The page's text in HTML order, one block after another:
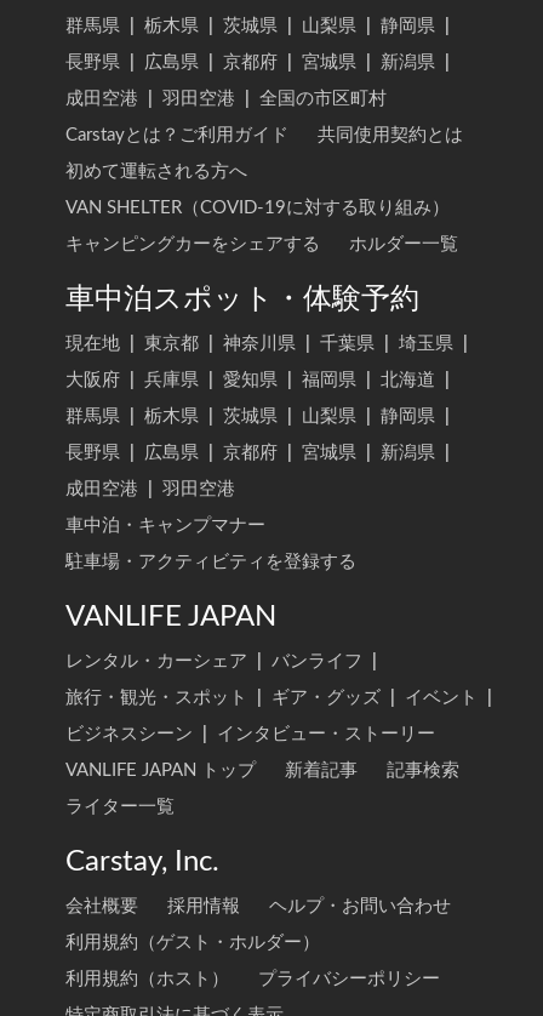
群馬県
栃木県 茨城県 山梨県 静岡県
長野県
広島県 京都府 宮城県 新潟県
成田空港
羽田空港
全国の市区町村
Carstayとは？ご利用ガイド
共同使用契約とは
初めて運転される方へ
VAN SHELTER（COVID-19に対する取り組み）
キャンピングカーをシェアする
ホルダー一覧
車中泊スポット・体験予約
現在地 東京都 神奈川県 千葉県 埼玉県
大阪府
兵庫県 愛知県 福岡県 北海道
群馬県
栃木県 茨城県 山梨県 静岡県
長野県
広島県 京都府 宮城県 新潟県
成田空港
羽田空港
車中泊・キャンプマナー
駐車場・アクティビティを登録する
VANLIFE JAPAN
レンタル・カーシェア バンライフ
旅行・観光・スポット
ギア・グッズ イベント
ビジネスシーン
インタビュー・ストーリー
VANLIFE JAPAN トップ
新着記事
記事検索
ライター一覧
Carstay, Inc.
会社概要 採用情報
ヘルプ・お問い合わせ
利用規約（ゲスト・ホルダー）
利用規約（ホスト）
プライバシーポリシー